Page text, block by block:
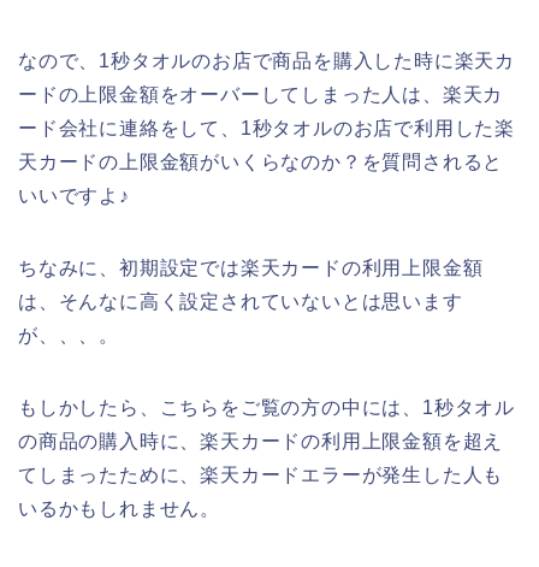
なので、1秒タオルのお店で商品を購入した時に楽天カ
ードの上限金額をオーバーしてしまった人は、楽天カ
ード会社に連絡をして、1秒タオルのお店で利用した楽
天カードの上限金額がいくらなのか？を質問されると
いいですよ♪
ちなみに、初期設定では楽天カードの利用上限金額
は、そんなに高く設定されていないとは思います
が、、、。
もしかしたら、こちらをご覧の方の中には、1秒タオル
の商品の購入時に、楽天カードの利用上限金額を超え
てしまったために、楽天カードエラーが発生した人も
いるかもしれません。